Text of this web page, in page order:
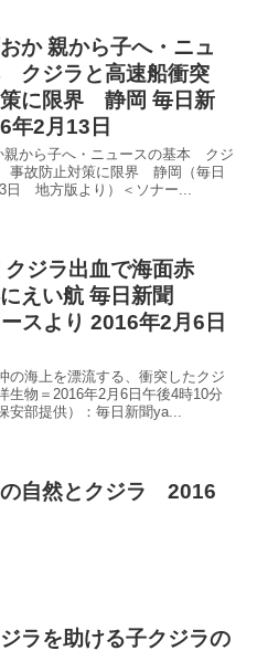
か 親から子へ・ニュ
クジラと高速船衝突
に限界 静岡 毎日新
年2月13日
親から子へ・ニュースの基本 クジ
事故防止対策に限界 静岡（毎日
日 地方版より）＜ソナー...
ジラ出血で海面赤
えい航 毎日新聞
スより 2016年2月6日
の海上を漂流する、衝突したクジ
生物＝2016年2月6日午後4時10分
安部提供）：毎日新聞ya...
自然とクジラ 2016
ラを助ける子クジラの